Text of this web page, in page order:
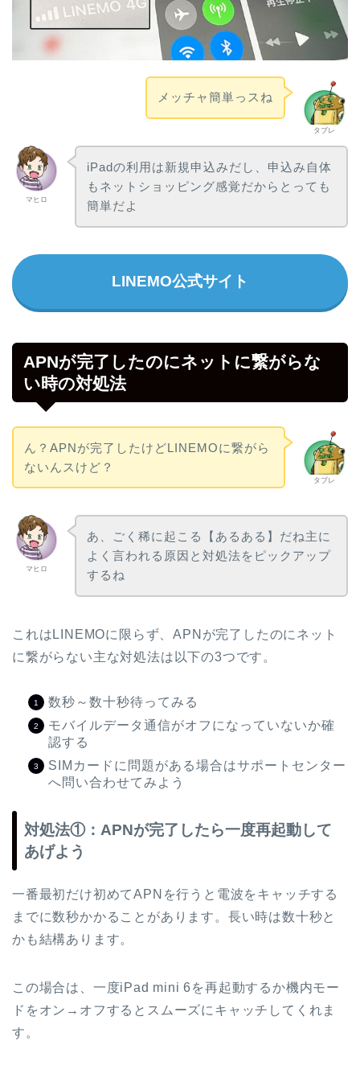
タブレ
メッチャ簡単っスね
マヒロ
iPadの利用は新規申込みだし、申込み自体
もネットショッピング感覚だからとっても
簡単だよ
LINEMO公式サイト
APNが完了したのにネットに繋がらな
い時の対処法
タブレ
ん？APNが完了したけどLINEMOに繋がら
ないんスけど？
マヒロ
あ、ごく稀に起こる【あるある】だね主に
よく言われる原因と対処法をピックアップ
するね
これはLINEMOに限らず、APNが完了したのにネット
に繋がらない主な対処法は以下の3つです。
数秒～数十秒待ってみる
モバイルデータ通信がオフになっていないか確
認する
SIMカードに問題がある場合はサポートセンター
へ問い合わせてみよう
対処法①：APNが完了したら一度再起動して
あげよう
一番最初だけ初めてAPNを行うと電波をキャッチする
までに数秒かかることがあります。長い時は数十秒と
かも結構あります。
この場合は、一度iPad mini 6を再起動するか機内モー
ドをオン→オフするとスムーズにキャッチしてくれま
す。